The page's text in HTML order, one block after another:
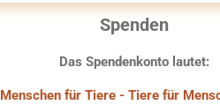
Spenden
Das Spendenkonto lautet:
Menschen für Tiere - Tiere für